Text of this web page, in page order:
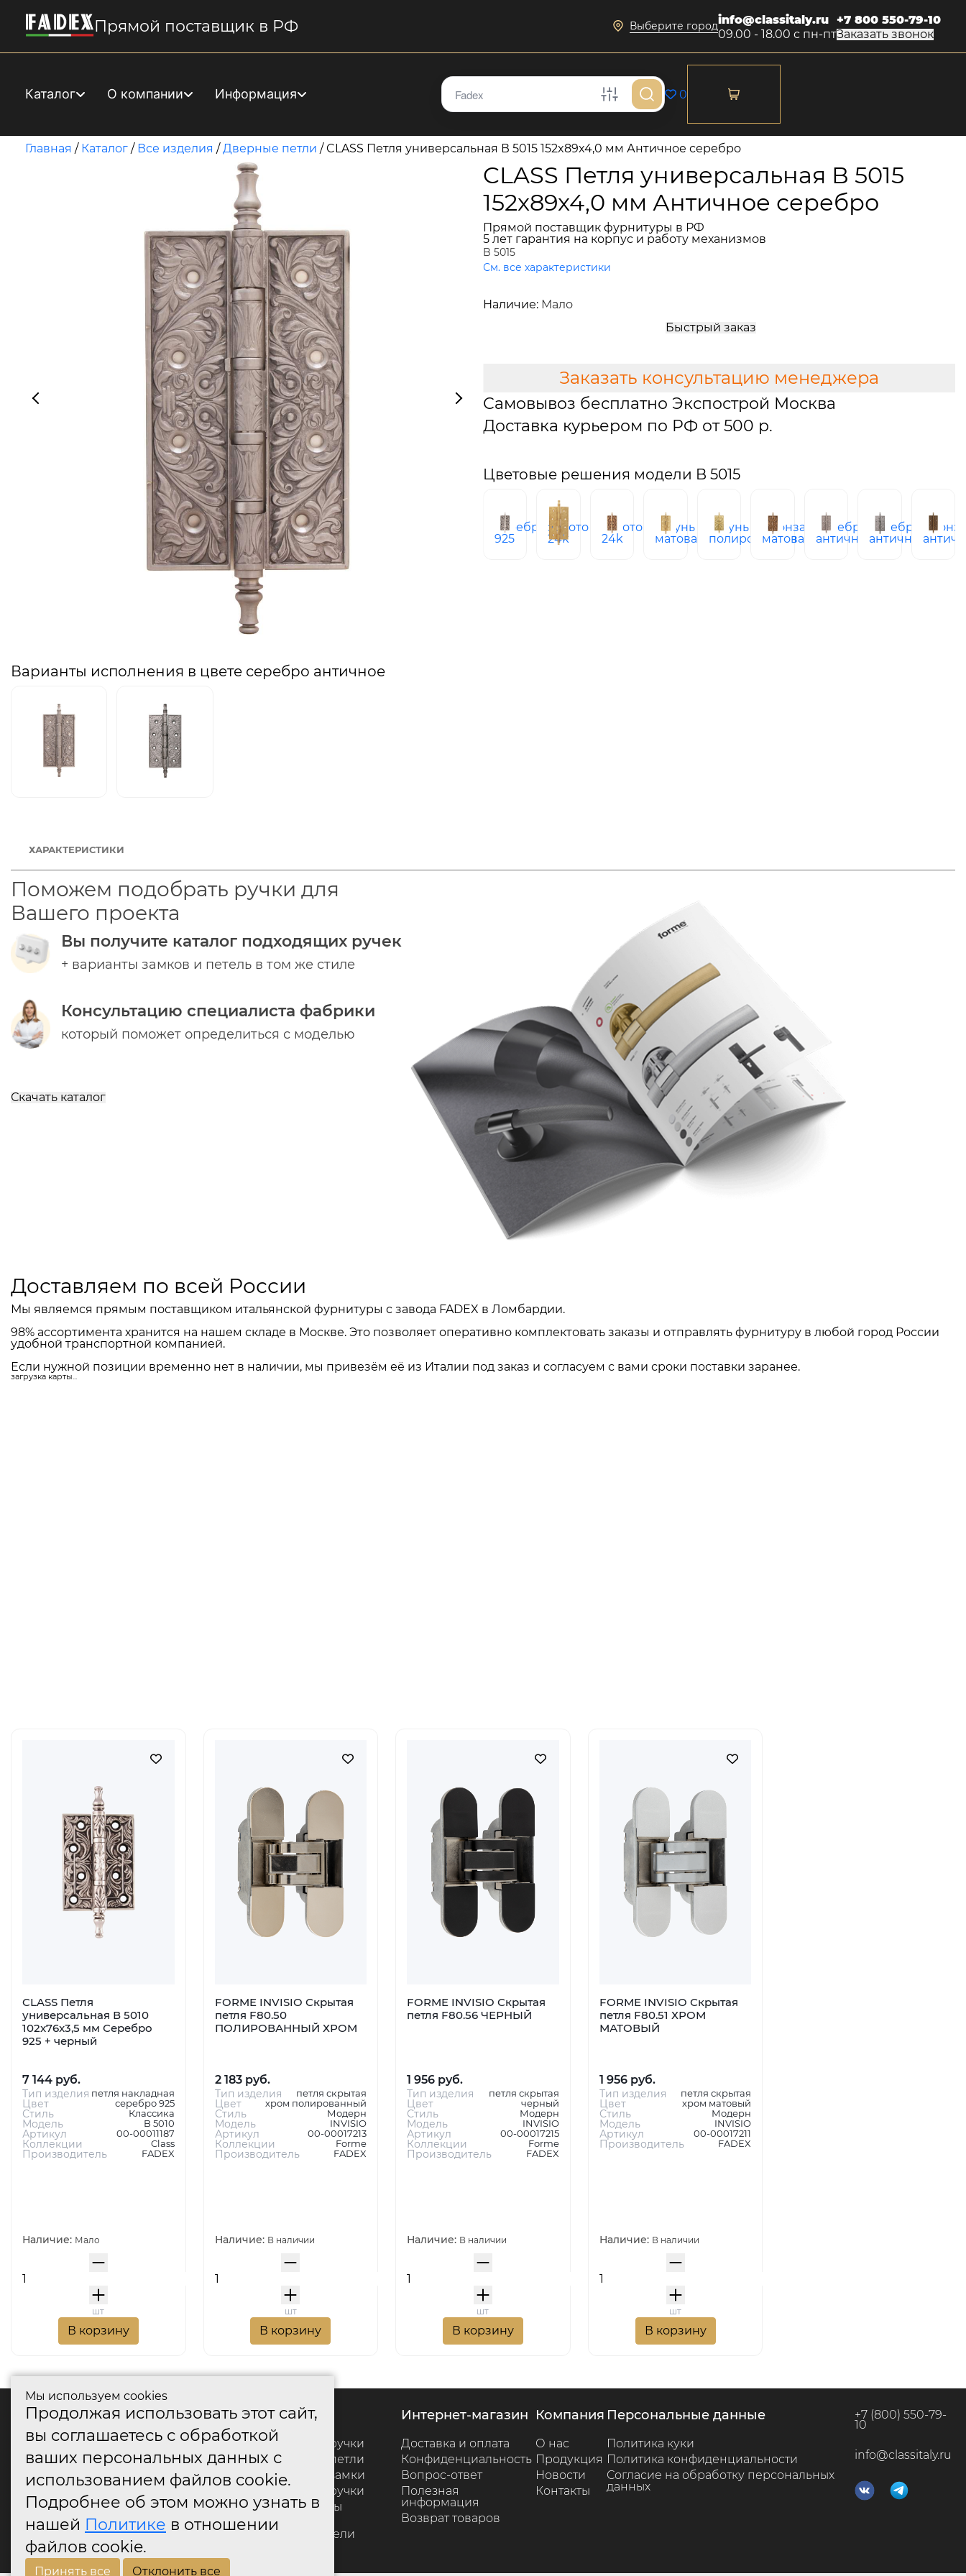
Прямой поставщик в РФ Выберите городinfo@classitaly.ru
09.00 - 18.00 с пн-пт
+7 800 550-79-10
Заказать звонок
Каталог О компании Информация 0
Главная / Каталог / Все изделия /Дверные петли /CLASS Петля универсальная В 5015 152x89x4,0 мм Античное серебро
CLASS Петля универсальная В 5015
152x89x4,0 мм Античное серебро
Прямой поставщик фурнитуры в РФ
5 лет гарантия на корпус и работу механизмов
B 5015
См. все характеристики
Наличие: Мало
Быстрый заказ
Заказать консультацию менеджера
Самовывоз бесплатно Экспострой Москва
Доставка курьером по РФ от 500 р.
Цветовые решения модели B 5015
серебро
925
золото
24k
золото
24k
латунь
матовая
латунь
полированная
бронза
матовая
серебро
античное
серебро
античное
бронза
Варианты исполнения в цвете серебро античное
ХАРАКТЕРИСТИКИ
Поможем подобрать ручки для
Вашего проекта
Вы получите каталог подходящих ручек
+ варианты замков и петель в том же стиле
Консультацию специалиста фабрики
который поможет определиться с моделью
Скачать каталог
Доставляем по всей России
Мы являемся прямым поставщиком итальянской фурнитуры с завода FADEX в Ломбардии.
98% ассортимента хранится на нашем складе в Москве. Это позволяет оперативно комплектовать заказы и отправлять фурнитуру в любой город России
удобной транспортной компанией.
Если нужной позиции временно нет в наличии, мы привезём её из Италии под заказ и согласуем с вами сроки поставки заранее.
загрузка карты...
CLASS Петля
универсальная В 5010
102x76x3,5 мм Серебро
925 + черный
7 144 руб.
Тип изделия петля накладная
Цвет серебро 925
Стиль Классика
Модель B 5010
Артикул 00-00011187
Коллекции Class
Производитель FADEX
Наличие: Мало
шт
В корзину
FORME INVISIO Скрытая
петля F80.50
ПОЛИРОВАННЫЙ ХРОМ
2 183 руб.
Тип изделия петля скрытая
Цвет хром полированный
Стиль Модерн
Модель INVISIO
Артикул 00-00017213
Коллекции Forme
Производитель FADEX
Наличие: В наличии
шт
В корзину
FORME INVISIO Скрытая
петля F80.56 ЧЕРНЫЙ
1 956 руб.
Тип изделия петля скрытая
Цвет черный
Стиль Модерн
Модель INVISIO
Артикул 00-00017215
Коллекции Forme
Производитель FADEX
Наличие: В наличии
шт
В корзину
FORME INVISIO Скрытая
петля F80.51 ХРОМ
МАТОВЫЙ
1 956 руб.
Тип изделия петля скрытая
Цвет хром матовый
Стиль Модерн
Модель INVISIO
Артикул 00-00017211
Производитель FADEX
Наличие: В наличии
шт
В корзину
каталог
Дверные ручки
Дверные петли
Дверные замки
Оконные ручки
Аксессуары
Дверные
ограничители
интернет-магазин
Доставка и оплата
Конфиденциальность
Вопрос-ответ
Полезная
информация
Возврат товаров
компания
О нас
Продукция
Новости
Контакты
персональные данные
Политика куки
Политика конфиденциальности
Согласие на обработку персональных
данных
+7 (800) 550-79-
10
info@classitaly.ru
Мы используем cookies
Продолжая использовать этот сайт,
вы соглашаетесь с обработкой
ваших персональных данных с
использованием файлов cookie.
Подробнее об этом можно узнать в
нашей Политике в отношении
файлов cookie.
Принять все Отклонить все